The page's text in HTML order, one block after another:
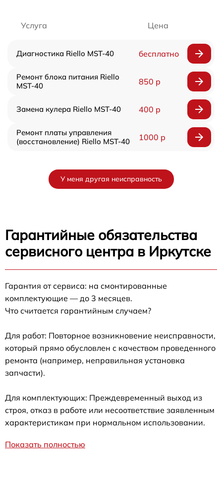
Услуга Цена
Диагностика Riello MST-40 бесплатно
Ремонт блока питания Riello
MST-40
850 р
Замена кулера Riello MST-40 400 р
Ремонт платы управления
(восстановление) Riello MST-40
1000 р
У меня другая неисправность
Гарантийные обязательства
сервисного центра в Иркутске
Гарантия от сервиса: на смонтированные
комплектующие — до 3 месяцев.
Что считается гарантийным случаем?
Для работ: Повторное возникновение неисправности,
который прямо обусловлен с качеством проведенного
ремонта (например, неправильная установка
запчасти).
Для комплектующих: Преждевременный выход из
строя, отказ в работе или несоответствие заявленным
характеристикам при нормальном использовании.
Показать полностью